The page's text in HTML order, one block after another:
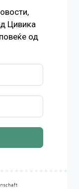
Цивика
од